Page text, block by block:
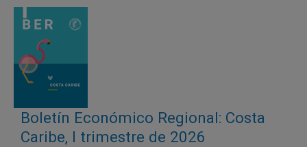
Boletín Económico Regional: Costa
Caribe, I trimestre de 2026